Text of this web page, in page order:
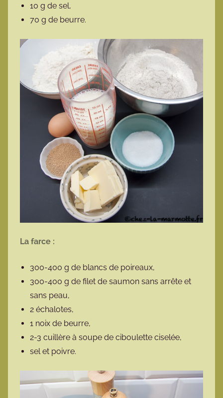
10 g de sel,
70 g de beurre.
La farce :
300-400 g de blancs de poireaux,
300-400 g de filet de saumon sans arrête et
sans peau,
2 échalotes,
1 noix de beurre,
2-3 cuillère à soupe de ciboulette ciselée,
sel et poivre.